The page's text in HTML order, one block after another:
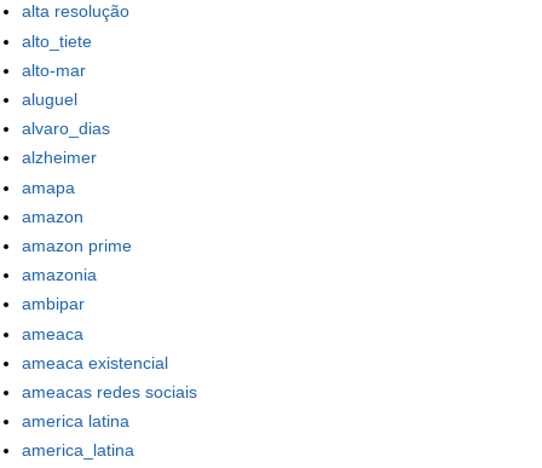
alta resolução
alto_tiete
alto-mar
aluguel
alvaro_dias
alzheimer
amapa
amazon
amazon prime
amazonia
ambipar
ameaca
ameaca existencial
ameacas redes sociais
america latina
america_latina